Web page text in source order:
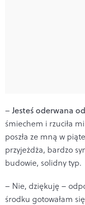
– Jesteś oderwana
śmiechem i rzuciła
poszła ze mną w
przyjeżdża, bardzo
budowie, solidny typ.
– Nie, dziękuję –
środku gotowałam